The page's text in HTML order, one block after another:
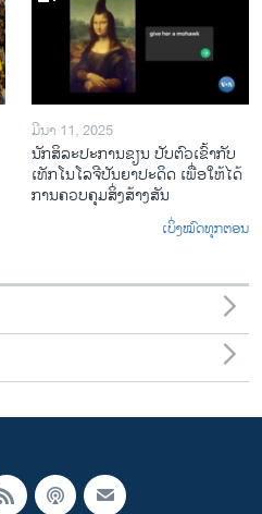
ມີນາ 11, 2025
ນັກ​ສິ​ລະ​ປະ​ການ​ຂຽນ ປັບ​ຕົວ​ເຂົ້າ​ກັບ​
ເທັກ​ໂນ​ໂລ​ຈີ​ປັນ​ຍາ​ປະ​ດິດ ເພື່ອ​ໃຫ້​ໄດ້​
ກ​ານ​ຄວບ​ຄຸມ​ສິ່ງ​ສ້າງ​ສັນ
ເບິ່ງໝົດທຸກຕອນ